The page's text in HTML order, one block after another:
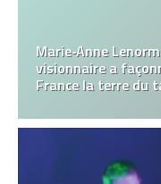
Marie‑Anne
visionnaire a
France la terre du